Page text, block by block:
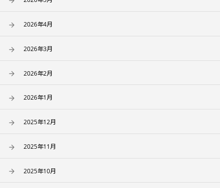
2026年4月
2026年3月
2026年2月
2026年1月
2025年12月
2025年11月
2025年10月